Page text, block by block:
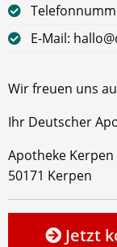
E-Mail:
Wir freuen uns
Ihr Deutscher
Apotheke Kerpen
50171 Kerpen
Jetzt